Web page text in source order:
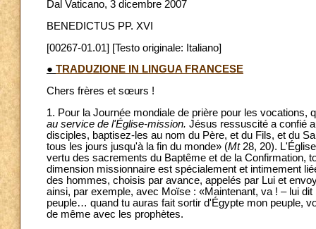
Dal Vaticano, 3 dicembre 2007
BENEDICTUS PP. XVI
[00267-01.01] [Testo originale: Italiano]
● TRADUZIONE IN LINGUA FRANCESE
Chers frères et sœurs !
1. Pour la Journée mondiale de prière pour les
au service de l'Église-mission. Jésus ressuscité a confié
disciples, baptisez-les au nom du Père, et du Fils, et du
tous les jours jusqu'à la fin du monde» (Mt 28, 20).
vertu des sacrements du Baptême et de la Confirmation,
dimension missionnaire est spécialement et intimement
des hommes, choisis par avance, appelés par Lui et
ainsi, par exemple, avec Moïse : «Maintenant, va ! – lui
peuple… quand tu auras fait sortir d'Égypte mon peuple,
de même avec les prophètes.